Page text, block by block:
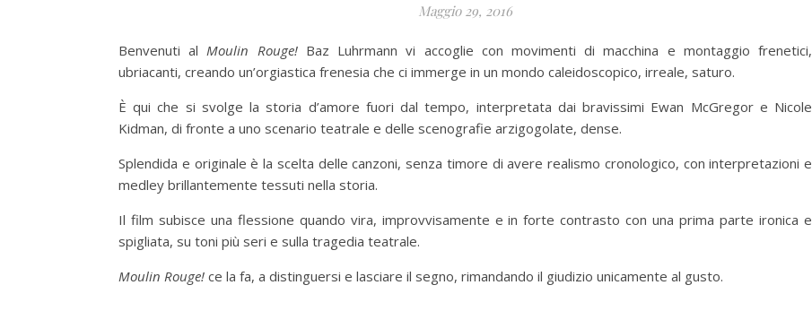
Maggio 29, 2016
Benvenuti al Moulin Rouge!Baz Luhrmann vi accoglie con movimenti di macchina e montaggio frenetici,
ubriacanti, creando un’orgiastica frenesia che ci immerge in un mondo caleidoscopico, irreale, saturo.
È qui che si svolge la storia d’amore fuori dal tempo, interpretata dai bravissimi Ewan McGregor e Nicole
Kidman, di fronte a uno scenario teatrale e delle scenografie arzigogolate, dense.
Splendida e originale è la scelta delle canzoni, senza timore di avere realismo cronologico, con interpretazioni e
medley brillantemente tessuti nella storia.
Il film subisce una flessione quando vira, improvvisamente e in forte contrasto con una prima parte ironica e
spigliata, su toni più seri e sulla tragedia teatrale.
Moulin Rouge! ce la fa, a distinguersi e lasciare il segno, rimandando il giudizio unicamente al gusto.